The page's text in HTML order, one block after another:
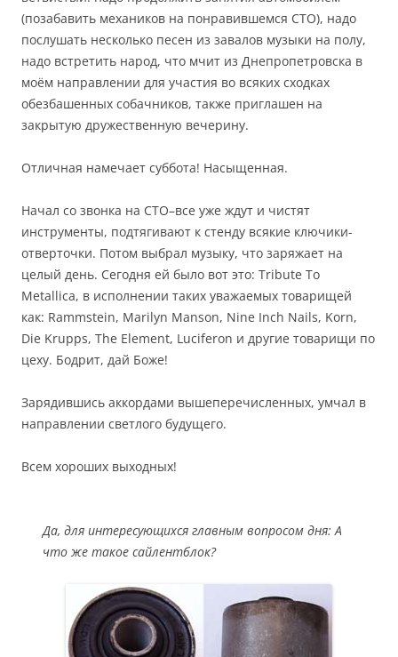
(позабавить механиков на понравившемся СТО), надо
послушать несколько песен из завалов музыки на полу,
надо встретить народ, что мчит из Днепропетровска в
моём направлении для участия во всяких сходках
обезбашенных собачников, также приглашен на
закрытую дружественную вечерину.
Отличная намечает суббота! Насыщенная.
Начал со звонка на СТО–все уже ждут и чистят
инструменты, подтягивают к стенду всякие ключики-
отверточки. Потом выбрал музыку, что заряжает на
целый день. Сегодня ей было вот это: Tribute To
Metallica, в исполнении таких уважаемых товарищей
как: Rammstein, Marilyn Manson, Nine Inch Nails, Korn,
Die Krupps, The Element, Luciferon и другие товарищи по
цеху. Бодрит, дай Боже!
Зарядившись аккордами вышеперечисленных, умчал в
направлении светлого будущего.
Всем хороших выходных!
Да, для интересующихся главным вопросом дня: А
что же такое сайлентблок?